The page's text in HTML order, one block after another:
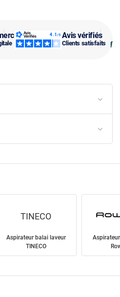
Avis vérifiés
Clients satisfaits
TINECO
Aspirateur balai laveur
TINECO